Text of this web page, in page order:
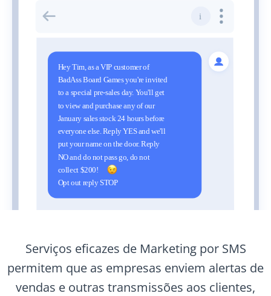
Serviços eficazes de Marketing por SMS
permitem que as empresas enviem alertas de
vendas e outras transmissões aos clientes,